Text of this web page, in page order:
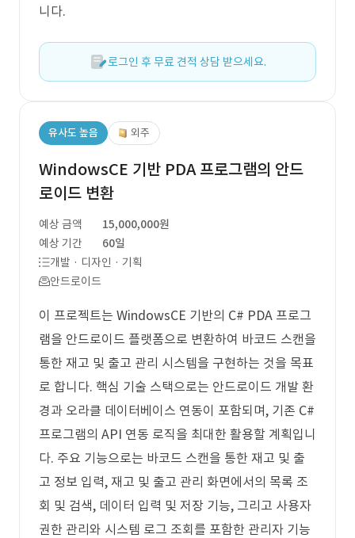
니다.
로그인 후 무료 견적 상담 받으세요.
유사도 높음 외주
WindowsCE 기반 PDA 프로그램의 안드
로이드 변환
예상 금액
15,000,000원
예상 기간
60일
개발 · 디자인 · 기획
안드로이드
이 프로젝트는 WindowsCE 기반의 C# PDA 프로그
램을 안드로이드 플랫폼으로 변환하여 바코드 스캔을
통한 재고 및 출고 관리 시스템을 구현하는 것을 목표
로 합니다. 핵심 기술 스택으로는 안드로이드 개발 환
경과 오라클 데이터베이스 연동이 포함되며, 기존 C#
프로그램의 API 연동 로직을 최대한 활용할 계획입니
다. 주요 기능으로는 바코드 스캔을 통한 재고 및 출
고 정보 입력, 재고 및 출고 관리 화면에서의 목록 조
회 및 검색, 데이터 입력 및 저장 기능, 그리고 사용자
권한 관리와 시스템 로그 조회를 포함한 관리자 기능